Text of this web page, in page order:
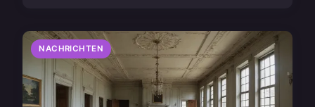
NACHRICHTEN